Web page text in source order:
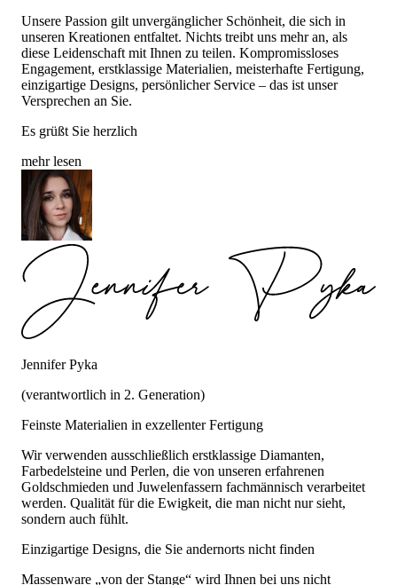
Unsere Passion gilt unvergänglicher Schönheit, die sich in
unseren Kreationen entfaltet. Nichts treibt uns mehr an, als
diese Leidenschaft mit Ihnen zu teilen. Kompromissloses
Engagement, erstklassige Materialien, meisterhafte Fertigung,
einzigartige Designs, persönlicher Service – das ist unser
Versprechen an Sie.
Es grüßt Sie herzlich
mehr lesen
Jennifer Pyka
(verantwortlich in 2. Generation)
Feinste Materialien in exzellenter Fertigung
Wir verwenden ausschließlich erstklassige Diamanten,
Farbedelsteine und Perlen, die von unseren erfahrenen
Goldschmieden und Juwelenfassern fachmännisch verarbeitet
werden. Qualität für die Ewigkeit, die man nicht nur sieht,
sondern auch fühlt.
Einzigartige Designs, die Sie andernorts nicht finden
Massenware „von der Stange“ wird Ihnen bei uns nicht